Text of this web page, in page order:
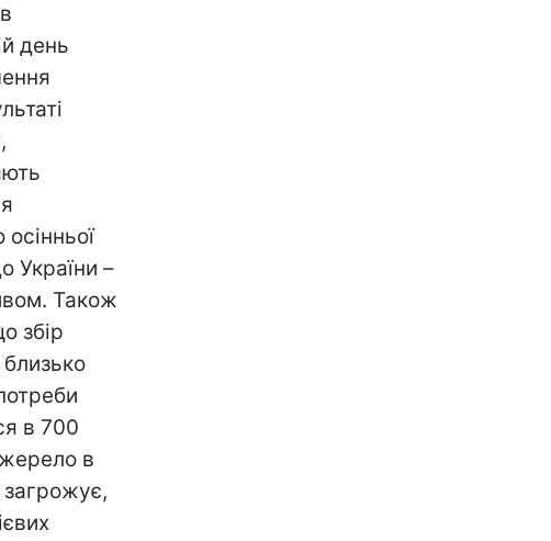
день
осінньої
України –
Також
збір
в 700
в
загрожує,